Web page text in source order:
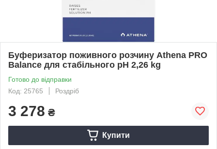
Буферизатор поживного розчину Athena PRO
Balance для стабільного pH 2,26 kg
Готово до відправки
Код: 25765
Роздріб
3 278 ₴
Купити